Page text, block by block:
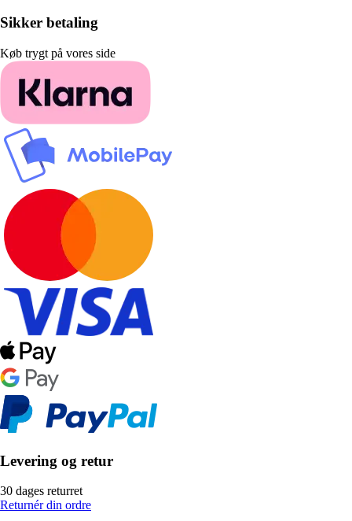
Sikker betaling
Køb trygt på vores side
Levering og retur
30 dages returret
Returnér din ordre